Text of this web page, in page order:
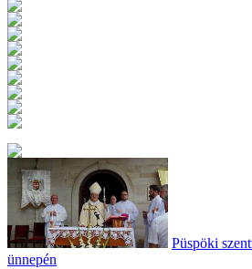
Püspöki
ünnepén